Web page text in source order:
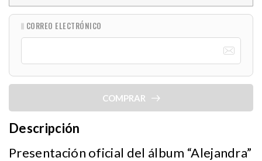
CORREO ELECTRÓNICO
COMPRAR
Descripción
Presentación oficial del álbum “Alejandra”